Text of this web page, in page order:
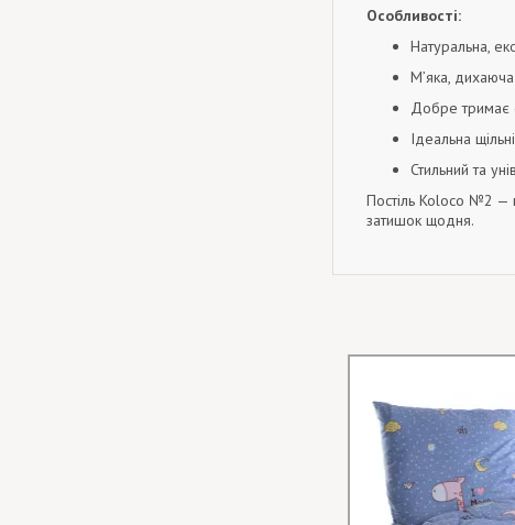
Особливості:
Натуральна,
М’яка, дихаюча
Добре тримає
Ідеальна
Стильний та
Постіль Koloco №2 —
затишок щодня.